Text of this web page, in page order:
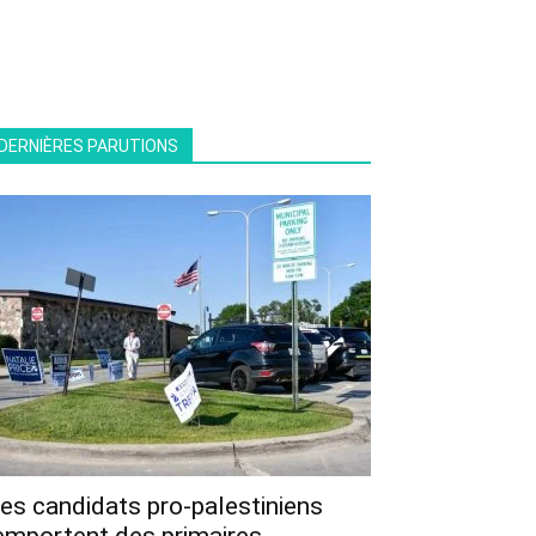
PARUTIONS
candidats pro-palestiniens